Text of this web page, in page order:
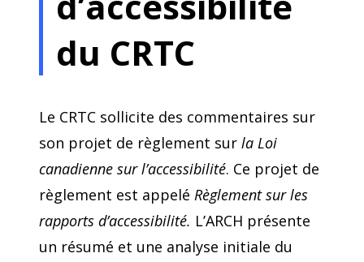
du CRTC
Le CRTC sollicite des commentaires sur
son projet de règlement sur la Loi
canadienne sur l’accessibilité. Ce projet de
règlement est appelé Règlement sur les
rapports d’accessibilité. L’ARCH présente
un résumé et une analyse initiale du